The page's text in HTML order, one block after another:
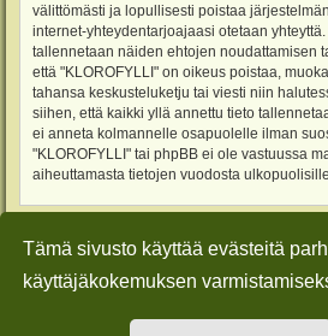
Tämä sivusto käyttää evästeitä
käyttäjäkokemuksen
välittömästi ja lopullisesti poistaa
internet-yhteydentarjoajaasi otetaan
tallennetaan näiden ehtojen noudattamisen
että "KLOROFYLLI" on oikeus poistaa,
tahansa keskusteluketju tai viesti niin
siihen, että kaikki yllä annettu tieto
ei anneta kolmannelle osapuolelle ilman
"KLOROFYLLI" tai phpBB ei ole vastuussa
aiheuttamasta tietojen vuodosta
Etusivu Viesti Ylläpidolle
Keskustelufoorumin ohjelmistophpBB® Forum